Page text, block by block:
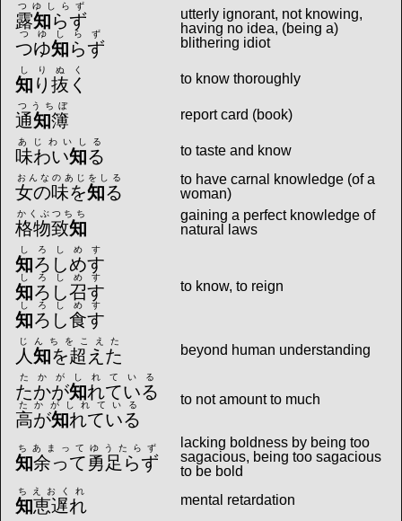
露知らず
つゆしらず
つゆ知らず
つゆしらず
utterly ignorant, not knowing,
having no idea, (being a)
blithering idiot
知 り抜く
しりぬく
to know thoroughly
通知簿
つうちぼ
report card (book)
味わい知る
あじわいしる
to taste and know
女の味を知る
おんなのあじをしる
to have carnal knowledge (of a
woman)
格物致知
かくぶつちち
gaining a perfect knowledge of
natural laws
知ろしめす
しろしめす
知ろし召す
しろしめす
知ろし食す
しろしめす
to know, to reign
人知を超えた
じんちをこえた
beyond human understanding
たかが知れている
たかがしれている
高が知れている
たかがしれている to not amount to much
知余って勇足らず
ちあまってゆうたらず
lacking boldness by being too
sagacious, being too sagacious
to be bold
知恵遅れ
ちえおくれ
mental retardation